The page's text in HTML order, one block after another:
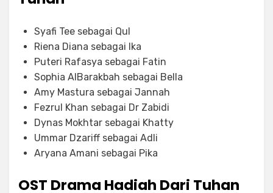
Syafi Tee sebagai Qul
Riena Diana sebagai Ika
Puteri Rafasya sebagai Fatin
Sophia AlBarakbah sebagai Bella
Amy Mastura sebagai Jannah
Fezrul Khan sebagai Dr Zabidi
Dynas Mokhtar sebagai Khatty
Ummar Dzariff sebagai Adli
Aryana Amani sebagai Pika
OST Drama Hadiah Dari Tuhan